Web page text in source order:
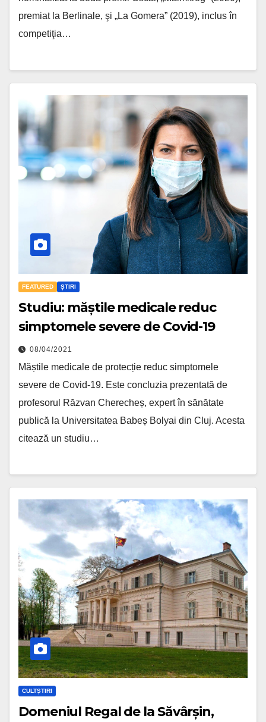
premiat la Berlinale, şi „La Gomera” (2019), inclus în
competiţia…
FEATURED ȘTIRI
Studiu: măștile medicale reduc
simptomele severe de Covid-19
08/04/2021
Măștile medicale de protecție reduc simptomele
severe de Covid-19. Este concluzia prezentată de
profesorul Răzvan Cherecheș, expert în sănătate
publică la Universitatea Babeș Bolyai din Cluj. Acesta
citează un studiu…
CULTȘTIRI
Domeniul Regal de la Săvârșin,